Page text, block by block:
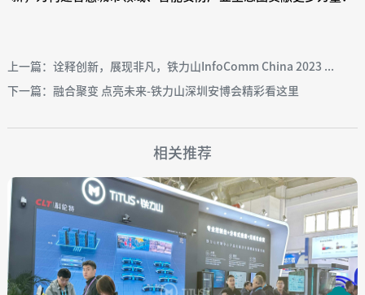
上一篇：诠释创新，展现非凡，铁力山InfoComm China 2023 ...
下一篇：融合聚变 点亮未来-铁力山深圳安博会精彩看这里
相关推荐